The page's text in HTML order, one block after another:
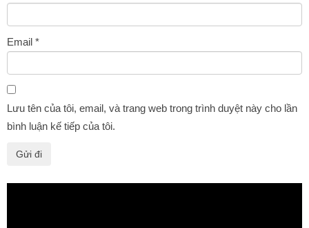
Email *
Lưu tên của tôi, email, và trang web trong trình duyệt này cho lần
bình luận kế tiếp của tôi.